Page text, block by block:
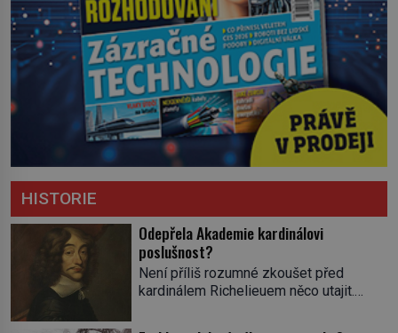
HISTORIE
Odepřela Akademie kardinálovi
poslušnost?
Není příliš rozumné zkoušet před
kardinálem Richelieuem něco utajit.